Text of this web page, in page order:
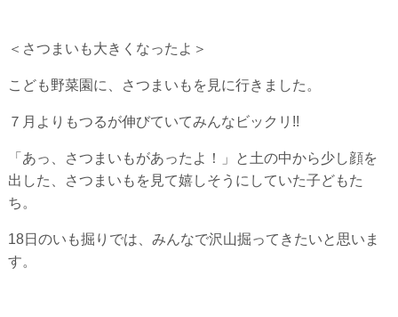
＜さつまいも大きくなったよ＞
こども野菜園に、さつまいもを見に行きました。
７月よりもつるが伸びていてみんなビックリ!!
「あっ、さつまいもがあったよ！」と土の中から少し顔を
出した、さつまいもを見て嬉しそうにしていた子どもた
ち。
18日のいも掘りでは、みんなで沢山掘ってきたいと思いま
す。